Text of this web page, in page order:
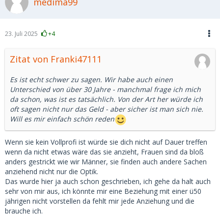
23. Juli 2025 +4
Zitat von Franki47111
Es ist echt schwer zu sagen. Wir habe auch einen
Unterschied von über 30 Jahre - manchmal frage ich mich
da schon, was ist es tatsächlich. Von der Art her würde ich
oft sagen nicht nur das Geld - aber sicher ist man sich nie.
Will es mir einfach schön reden
Wenn sie kein Vollprofi ist würde sie dich nicht auf Dauer treffen
wenn da nicht etwas wäre das sie anzieht, Frauen sind da bloß
anders gestrickt wie wir Männer, sie finden auch andere Sachen
anziehend nicht nur die Optik.
Das wurde hier ja auch schon geschrieben, ich gehe da halt auch
sehr von mir aus, ich könnte mir eine Beziehung mit einer ü50
jährigen nicht vorstellen da fehlt mir jede Anziehung und die
brauche ich.